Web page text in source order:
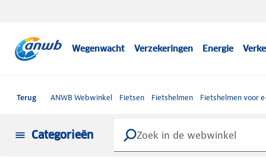
Wegenwacht Verzekeringen Energie
Terug ANWB Webwinkel Fietsen Fietshelmen Fietshelmen voor
Categorieën